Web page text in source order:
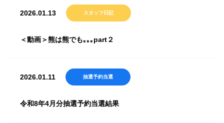
2026.01.13 スタッフ日記
＜動画＞熊は熊でも｡｡｡part２
2026.01.11 抽選予約当選
令和8年4月分抽選予約当選結果